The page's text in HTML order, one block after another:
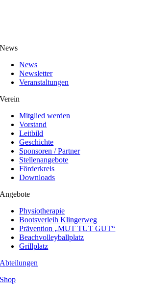
News
News
Newsletter
Veranstaltungen
Verein
Mitglied werden
Vorstand
Leitbild
Geschichte
Sponsoren / Partner
Stellenangebote
Förderkreis
Downloads
Angebote
Physiotherapie
Bootsverleih Klingerweg
Prävention „MUT TUT GUT“
Beachvolleyballplatz
Grillplatz
Abteilungen
Shop